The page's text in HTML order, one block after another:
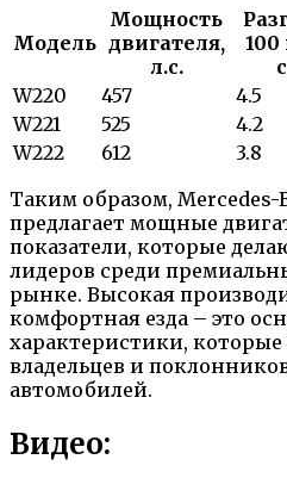
Модель
Мощность
двигателя,
л.с.
W220
457 4.5
W221
525 4.2
W222
612 3.8
Таким образом, Mercedes-
предлагает мощные
показатели, которые
лидеров среди
рынке. Высокая
комфортная езда – это
характеристики,
владельцев и
автомобилей.
Видео: